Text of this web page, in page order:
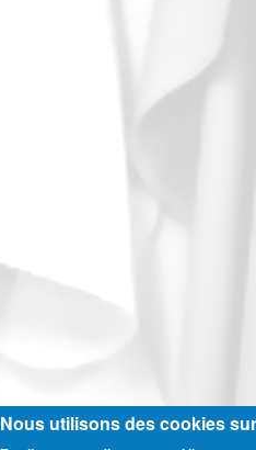
Nous utilisons des cookies